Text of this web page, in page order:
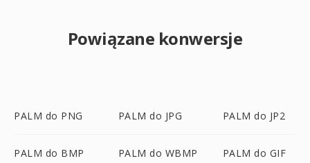
Powiązane konwersje
PALM do PNG PALM do JPG PALM do JP2
PALM do BMP PALM do WBMP PALM do GIF